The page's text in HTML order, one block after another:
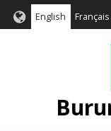
English Français